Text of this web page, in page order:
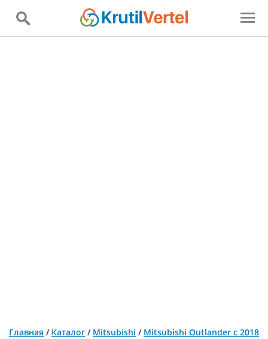
Главная / Каталог / Mitsubishi / Mitsubishi Outlander с 2018